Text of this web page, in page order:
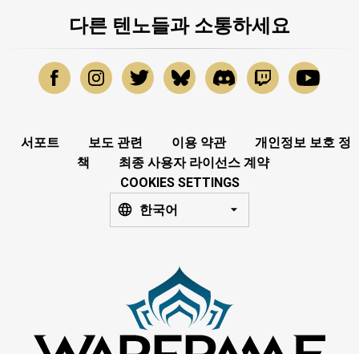
다른 텐노들과 소통하세요
서포트 보도 관련 이용 약관
개인정보 보호 정
책
최종 사용자 라이선스 계약
COOKIES SETTINGS
한국어